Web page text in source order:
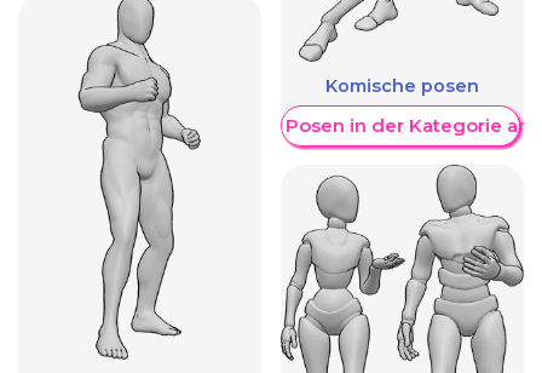
Komische posen
Weitere Posen in der Kategorie